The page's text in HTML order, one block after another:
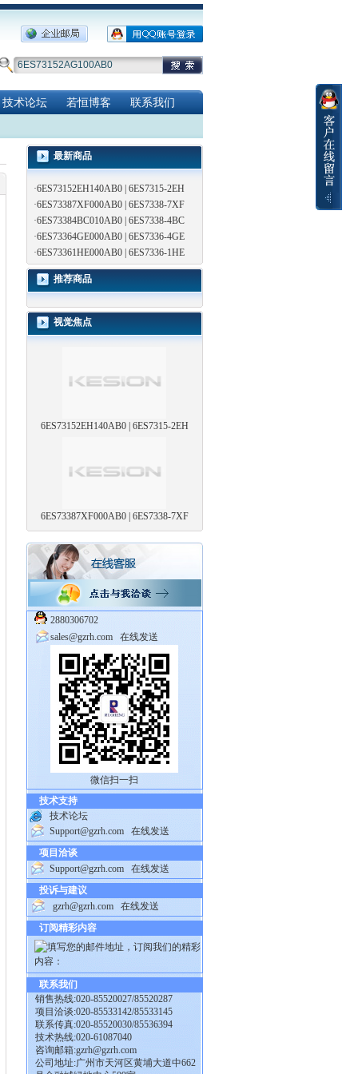
技术论坛 若恒博客 联系我们
最新商品
·6ES73152EH140AB0 | 6ES7315-2EH
·6ES73387XF000AB0 | 6ES7338-7XF
·6ES73384BC010AB0 | 6ES7338-4BC
·6ES73364GE000AB0 | 6ES7336-4GE
·6ES73361HE000AB0 | 6ES7336-1HE
推荐商品
视觉焦点
6ES73152EH140AB0 | 6ES7315-2EH
6ES73387XF000AB0 | 6ES7338-7XF
2880306702
sales@gzrh.com
在线发送
微信扫一扫
技术支持
技术论坛
Support@gzrh.com
在线发送
项目洽谈
Support@gzrh.com
在线发送
投诉与建议
gzrh@gzrh.com
在线发送
订阅精彩内容
联系我们
销售热线:020-85520027/85520287
项目洽谈:020-85533142/85533145
联系传真:020-85520030/85536394
技术热线:020-61087040
咨询邮箱:gzrh@gzrh.com
公司地址:广州市天河区黄埔大道中662